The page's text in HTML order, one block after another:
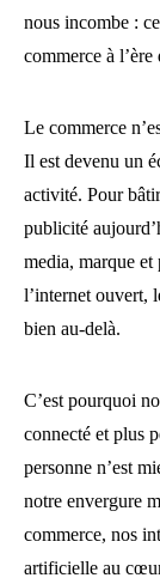
nous incombe :
commerce à l’ère
Le commerce
Il est devenu un
activité. Pour
publicité
media, marque
l’internet ouvert,
bien au-delà.
C’est pourquoi
connecté et plus
personne n’est
notre envergure
commerce, nos
artificielle au